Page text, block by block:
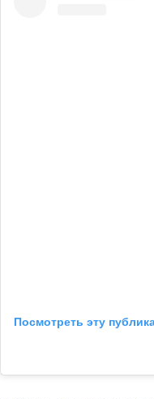
Посмотреть эту